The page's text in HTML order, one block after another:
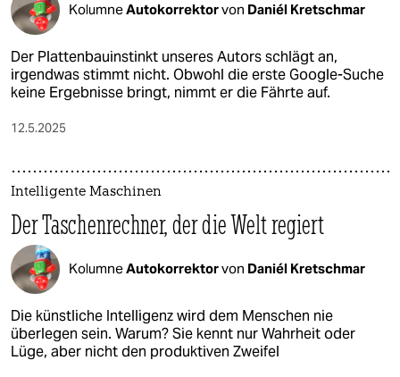
KolumneAutokorrektorvon Daniél Kretschmar
Der Plattenbauinstinkt unseres Autors schlägt an,
irgendwas stimmt nicht. Obwohl die erste Google-Suche
keine Ergebnisse bringt, nimmt er die Fährte auf.
12.5.2025
Intelligente Maschinen
Der Taschenrechner, der die Welt regiert
KolumneAutokorrektorvon Daniél Kretschmar
Die künstliche Intelligenz wird dem Menschen nie
überlegen sein. Warum? Sie kennt nur Wahrheit oder
Lüge, aber nicht den produktiven Zweifel